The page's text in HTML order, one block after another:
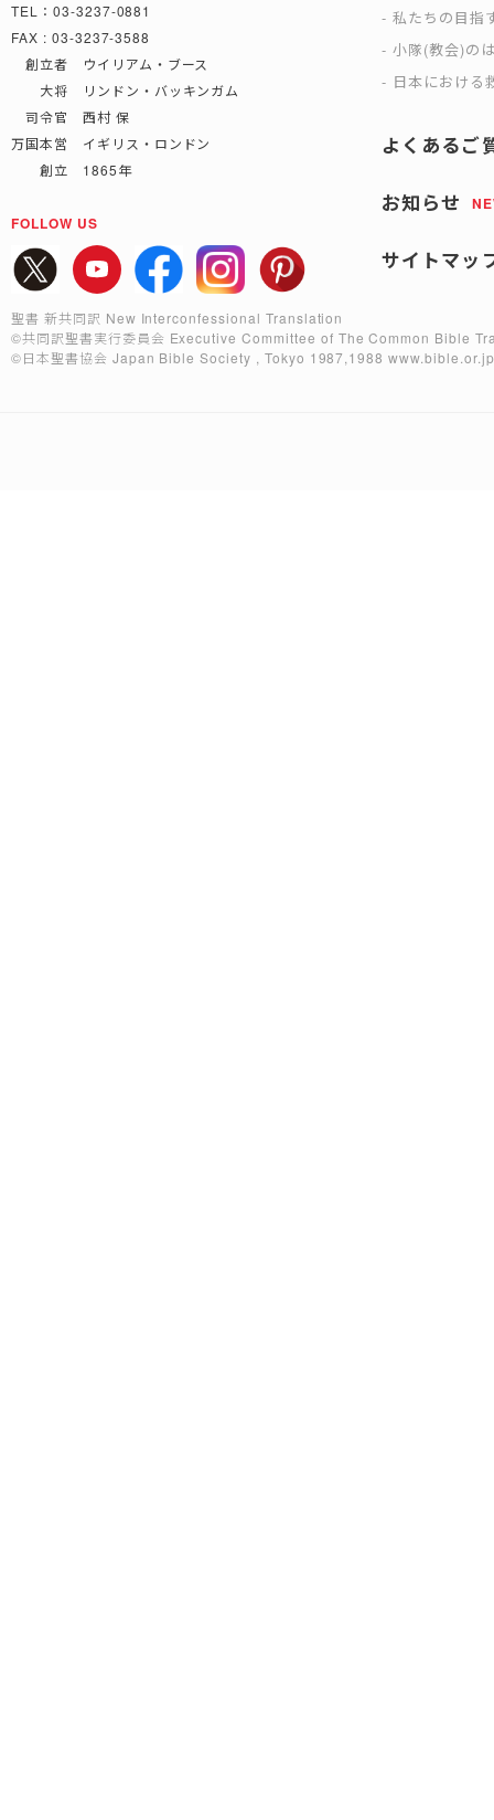
TEL：03-3237-0881
FAX : 03-3237-3588
創立者 ウイリアム・ブース
大将 リンドン・バッキンガム
司令官 西村 保
万国本営 イギリス・ロンドン
創立 1865年
FOLLOW US
私たちの目指
小隊(教会)の
日本における
よくあるご
お知らせ
サイトマッ
聖書 新共同訳 New Interconfessional Translation
©共同訳聖書実行委員会 Executive Committee of The Common Bible
©日本聖書協会 Japan Bible Society , Tokyo 1987,1988www.bible.or.jp